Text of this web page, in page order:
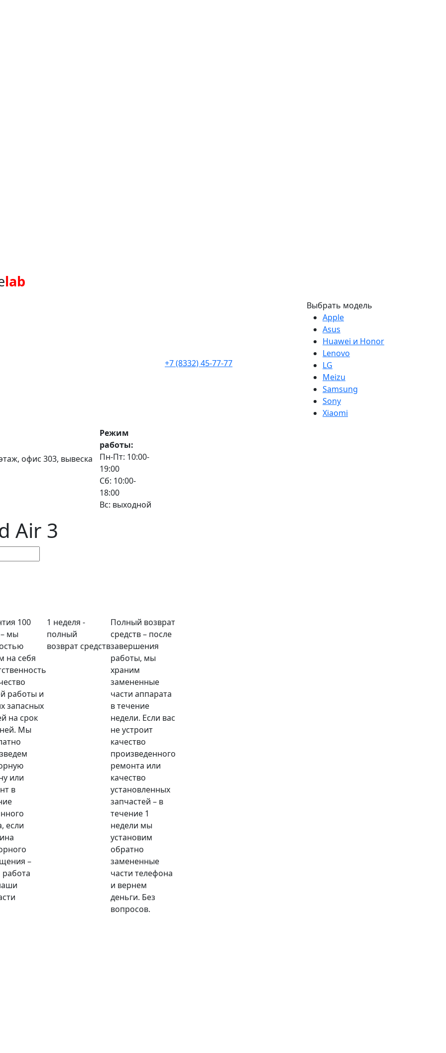
lab
+7 (8332) 45-77-77
Выбрать модель
Apple
Asus
Huawei и Honor
Lenovo
LG
Meizu
Samsung
Sony
Xiaomi
офис 303, вывеска
Режим
работы:
Пн-Пт: 10:00-
19:00
Сб: 10:00-
18:00
Вс: выходной
Air 3
100
мы
на себя
работы и
запасных
на срок
Мы
или
в
если
–
1 неделя -
полный
возврат средств
Полный возврат
средств – после
завершения
работы, мы
храним
замененные
части аппарата
в течение
недели. Если вас
не устроит
качество
произведенного
ремонта или
качество
установленных
запчастей – в
течение 1
недели мы
установим
обратно
замененные
части телефона
и вернем
деньги. Без
вопросов.